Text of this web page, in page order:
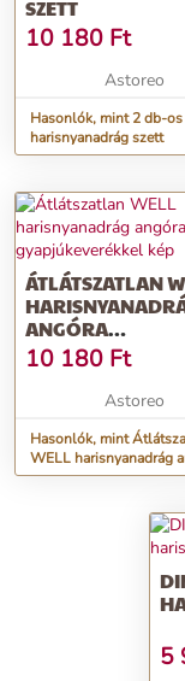
SZETT
10 180 Ft
Astoreo
Hasonlók, mint 2 db-
harisnyanadrág szett
ÁTLÁTSZATLAN
ANGÓRA
10 180 Ft
Astoreo
Hasonlók, mint
WELL harisnyanadrág
gyapjúkeverékkel
5